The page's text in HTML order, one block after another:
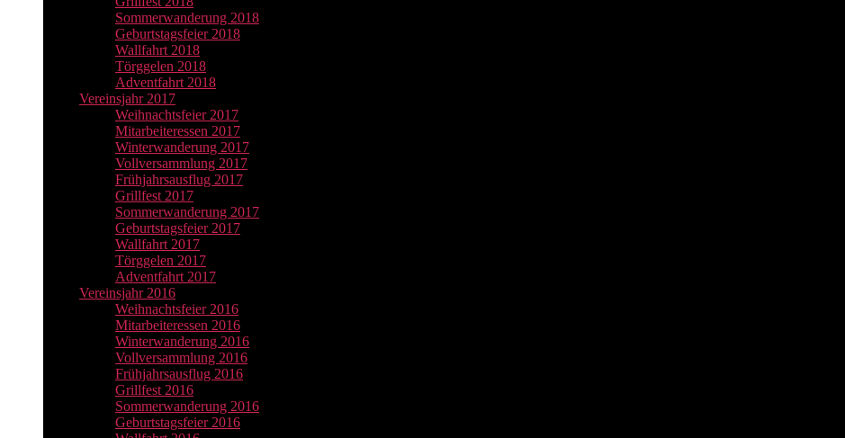
Sommerwanderung 2018
Geburtstagsfeier 2018
Wallfahrt 2018
Törggelen 2018
Adventfahrt 2018
Vereinsjahr 2017
Weihnachtsfeier 2017
Mitarbeiteressen 2017
Winterwanderung 2017
Vollversammlung 2017
Frühjahrsausflug 2017
Grillfest 2017
Sommerwanderung 2017
Geburtstagsfeier 2017
Wallfahrt 2017
Törggelen 2017
Adventfahrt 2017
Vereinsjahr 2016
Weihnachtsfeier 2016
Mitarbeiteressen 2016
Winterwanderung 2016
Vollversammlung 2016
Frühjahrsausflug 2016
Grillfest 2016
Sommerwanderung 2016
Geburtstagsfeier 2016